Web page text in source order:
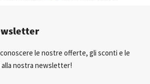
le nostre offerte, gli sconti e le
nostra newsletter!